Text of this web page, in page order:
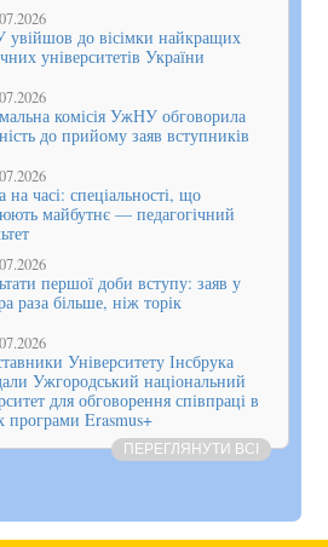
до вісімки найкращих
університетів України
комісія УжНУ обговорила
до прийому заяв вступників
на часі: спеціальності, що
майбутнє — педагогічний
першої доби вступу: заяв у
раза більше, ніж торік
Університету Інсбрука
Ужгородський національний
для обговорення співпраці в
програми Erasmus+
ПЕРЕГЛЯНУТИ ВСІ